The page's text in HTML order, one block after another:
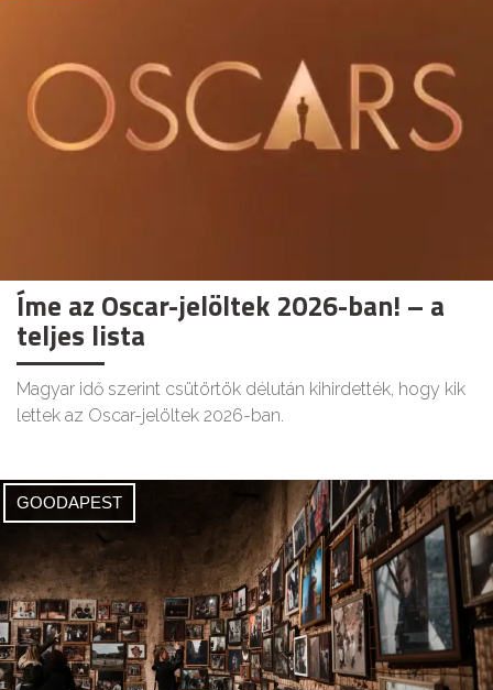
Íme az Oscar-jelöltek 2026-ban! – a
teljes lista
Magyar idő szerint csütörtök délután kihirdették, hogy kik
lettek az Oscar-jelöltek 2026-ban.
GOODAPEST